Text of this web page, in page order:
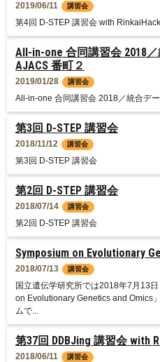
第37回 DDBJing 講習会 with
2018/06/11 講習会
Symposium on Evolutionary
2018/07/13 講習会
国立遺伝学研究所では2018年7月13
on Evolutionary Genetics and Omics
ムで...
第2回 D-STEP 講習会
2018/07/14 講習会
第2回 D-STEP 講習会
第3回 D-STEP 講習会
2018/11/12 講習会
第3回 D-STEP 講習会
All-in-one 合同講習会 2018
AJACS 番町２
2019/01/28 講習会
All-in-one 合同講習会 2018／統合デ
2019/06/11 講習会
第4回 D-STEP 講習会 with